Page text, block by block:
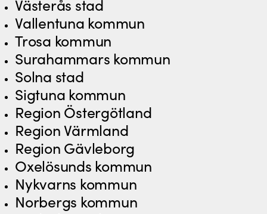
Västerås stad
Vallentuna kommun
Trosa kommun
Surahammars kommun
Solna stad
Sigtuna kommun
Region Östergötland
Region Värmland
Region Gävleborg
Oxelösunds kommun
Nykvarns kommun
Norbergs kommun